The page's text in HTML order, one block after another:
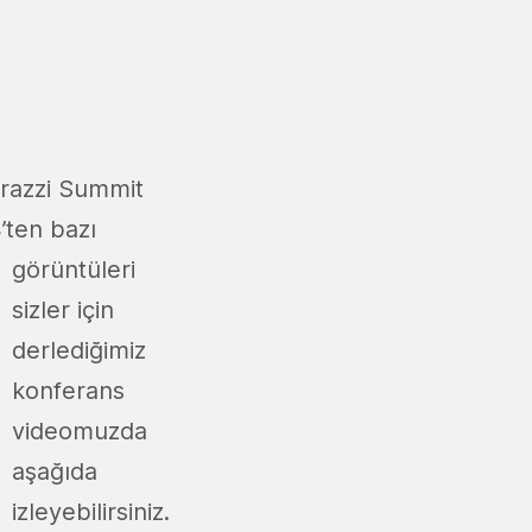
Summit
bazı
görüntüleri
sizler için
derlediğimiz
konferans
videomuzda
aşağıda
izleyebilirsiniz.